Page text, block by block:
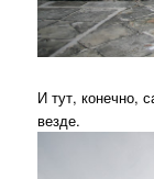
И тут, конечно,
везде.